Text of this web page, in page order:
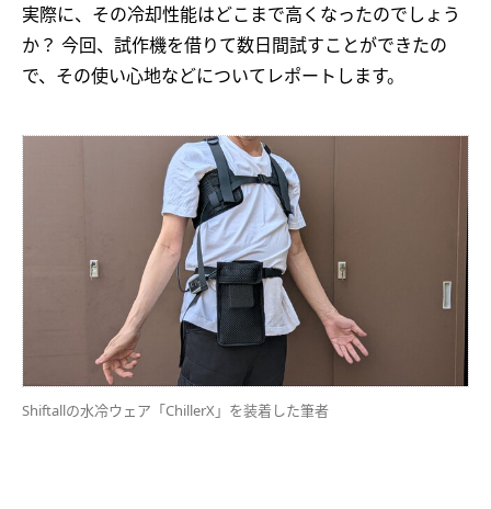
実際に、その冷却性能はどこまで高くなったのでしょう
か？ 今回、試作機を借りて数日間試すことができたの
で、その使い心地などについてレポートします。
Shiftallの水冷ウェア「ChillerX」を装着した筆者